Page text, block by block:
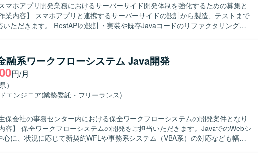
マホアプリ開発業務におけるサーバーサイド開発体制を強化するための募集と
いただきます。 RestAPIの設計・実装や既存Javaコードのリファクタリングを
していただきます。 【求める人物像】 設計からテストまで主体的
を求めております。 チームメンバーとコミュニケーションを取りながら開発を
歓迎いたします。 既存コードの改善やリファクタリングに前向きに取り組める
ド開発の上流から下流まで一貫し
でき、設計力・実装力ともに経験を積んでいただけます。 RestAPIやDockerな
ーサイド技術を活かしつつ、継続的な改善にも関わっていただけます。 【開
よびSpring Frameworkを用いたサーバーサイド開発を行います。 Git/GitHubに
管理のもと、Dockerを利用したコンテナ環境で開発・テストを実施いたしま
融系ワークフローシステム Java開発
円/月
）
エンジニア(業務委託・フリーランス)
保会社の事務センター内における保全ワークフローシステムの開発案件となり
心に、状況に応じて新契約WFLや事務系システム（VBA系）の対応なども幅広